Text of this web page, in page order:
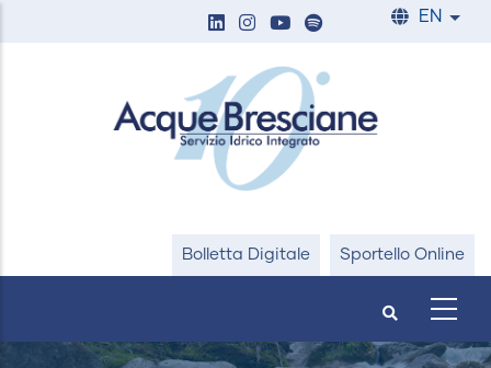
EN List
Bolletta Digitale Sportello Online